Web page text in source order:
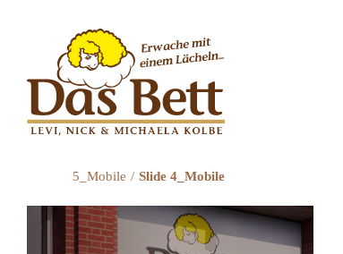
5_Mobile Slide 4_Mobile